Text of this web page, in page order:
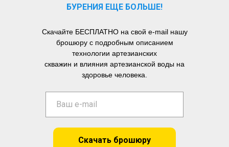
БУРЕНИЯ ЕЩЕ БОЛЬШЕ!
Скачайте БЕСПЛАТНО на свой e-mail нашу
брошюру с подробным описанием
технологии артезианских
скважин и влияния артезианской воды на
здоровье человека.
Скачать брошюру